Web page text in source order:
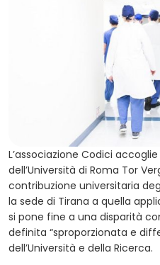
L’associazione Codici
dell’Università di Roma Tor
contribuzione universitaria
la sede di Tirana a quella
si pone fine a una disparità
definita “sproporzionata e
dell’Università e della Ricerca.